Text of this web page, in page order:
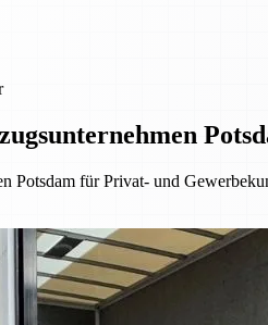
Potsdam für Privat- und